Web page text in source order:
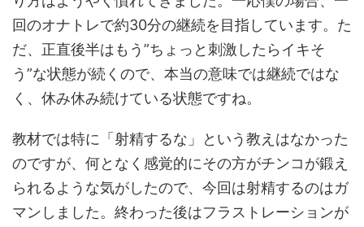
回のオナトレで約30分の継続を目指しています。た
だ、正直後半はもう”ちょっと刺激したらイキそ
う”な状態が続くので、本当の意味では継続ではな
く、休み休み続けている状態ですね。
教材では特に「射精するな」という教えはなかった
のですが、何となく感覚的にその方がチンコが鍛え
られるような気がしたので、今回は射精するのはガ
マンしました。終わった後はフラストレーションが